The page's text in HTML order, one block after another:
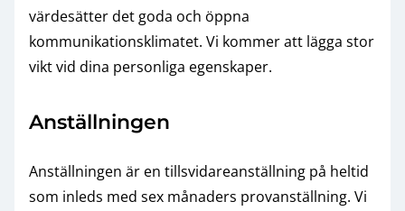
värdesätter det goda och öppna
kommunikationsklimatet. Vi kommer att lägga stor
vikt vid dina personliga egenskaper.
Anställningen
Anställningen är en tillsvidareanställning på heltid
som inleds med sex månaders provanställning. Vi